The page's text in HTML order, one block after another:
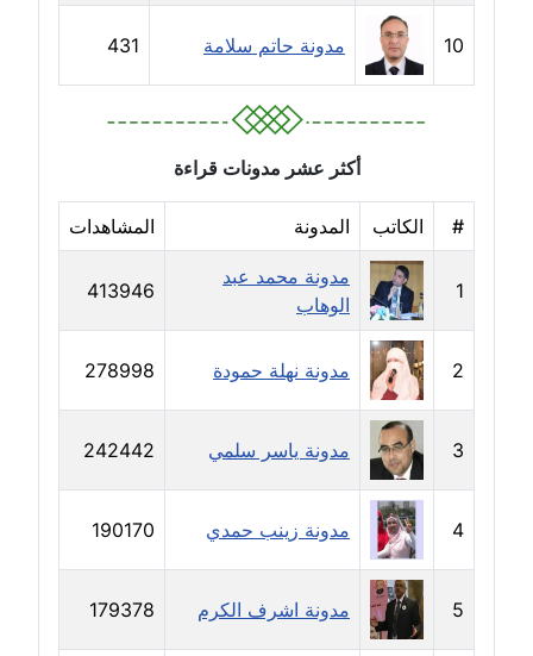
مدونة حنان صلاح الدين
عاملة
مدونة حنان طنطاوي
عاملة
مدونة حنين الفلسطينية
متوفي
مدونة خالد الخطيب
عاملة
مدونة خالد العامري
معلق
مدونة خالد دومه
عاملة
مدونة خالد صالح
عاملة
10 مدونة حاتم سلامة 431
أكثر عشر مدونات قراءة
# الكاتب المدونة المشاهدات
1
مدونة محمد عبد
الوهاب
413946
2 مدونة نهلة حمودة 278998
3 مدونة ياسر سلمي 242442
4 مدونة زينب حمدي 190170
5 مدونة اشرف الكرم 179378